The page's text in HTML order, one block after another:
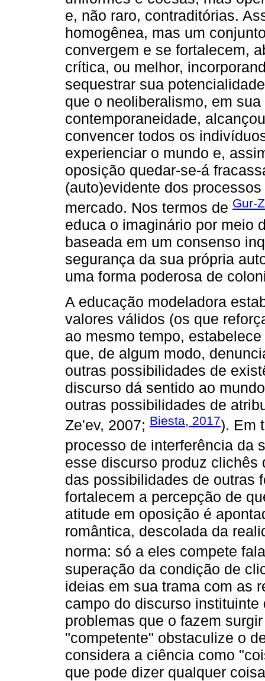
e, não raro, contraditórias.
homogênea, mas um
convergem e se fortalecem,
crítica, ou melhor,
sequestrar sua
que o neoliberalismo, em
contemporaneidade,
convencer todos os
experienciar o mundo e,
oposição quedar-se-á
(auto)evidente dos
mercado. Nos termos de Gur-
educa o imaginário por meio
baseada em um consenso
segurança da sua própria
uma forma poderosa de
A educação modeladora
valores válidos (os que
ao mesmo tempo,
que, de algum modo,
outras possibilidades de
discurso dá sentido ao
outras possibilidades de
Ze'ev, 2007; Biesta, 2017). Em
processo de interferência da
esse discurso produz
das possibilidades de outras
fortalecem a percepção de
atitude em oposição é
romântica, descolada da
norma: só a eles compete
superação da condição de
ideias em sua trama com as
campo do discurso
problemas que o fazem
"competente" obstaculize o
considera a ciência como
que pode dizer qualquer